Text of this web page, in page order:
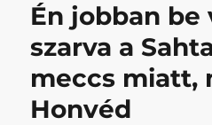
Én jobban be
szarva a
meccs miatt,
Honvéd